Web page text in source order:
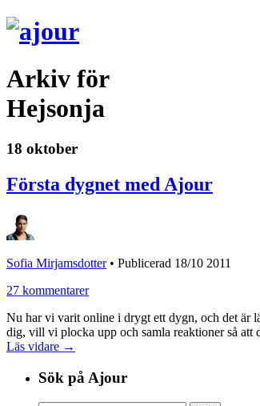
Arkiv för
Hejsonja
18 oktober
Första dygnet med Ajour
Sofia Mirjamsdotter• Publicerad 18/10 2011
27 kommentarer
Nu har vi varit online i drygt ett dygn, och det är
dig, vill vi plocka upp och samla reaktioner så
Läs vidare →
Sök på Ajour